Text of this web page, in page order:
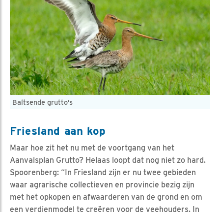
Baltsende grutto’s
Friesland aan kop
Maar hoe zit het nu met de voortgang van het
Aanvalsplan Grutto? Helaas loopt dat nog niet zo hard.
Spoorenberg: “In Friesland zijn er nu twee gebieden
waar agrarische collectieven en provincie bezig zijn
met het opkopen en afwaarderen van de grond en om
een verdienmodel te creëren voor de veehouders. In